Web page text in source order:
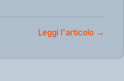
Leggi l'articolo →